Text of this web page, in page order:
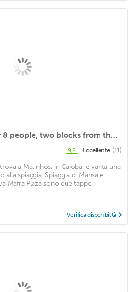
Great apartment, for 8 people, two blocks from the wild beach - Caioba
9,2 Eccellente (11)
a Matinhos, in Caioba, e vanta una
alla spiaggia. Spiaggia di Mansa e
Mafra Plaza sono due tappe
Verifica disponibilità